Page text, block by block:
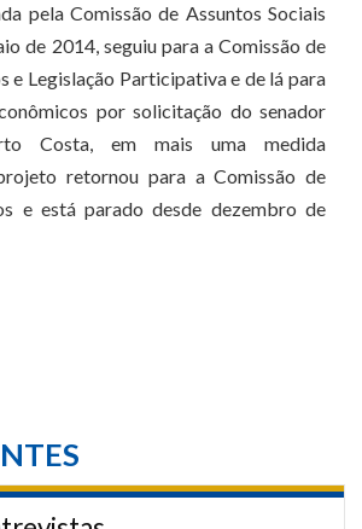
pela Comissão de Assuntos Sociais
de 2014, seguiu para a Comissão de
e Legislação Participativa e de lá para
por solicitação do senador
Costa, em mais uma medida
retornou para a Comissão de
e está parado desde dezembro de